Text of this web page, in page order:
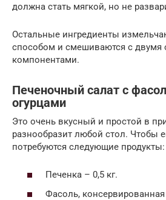
должна стать мягкой, но не
Остальные ингредиенты
способом и смешиваются с
компонентами.
Печеночный салат с
огурцами
Это очень вкусный и простой в
разнообразит любой стол. Чтобы
потребуются следующие продукты:
Печенка – 0,5 кг.
Фасоль,